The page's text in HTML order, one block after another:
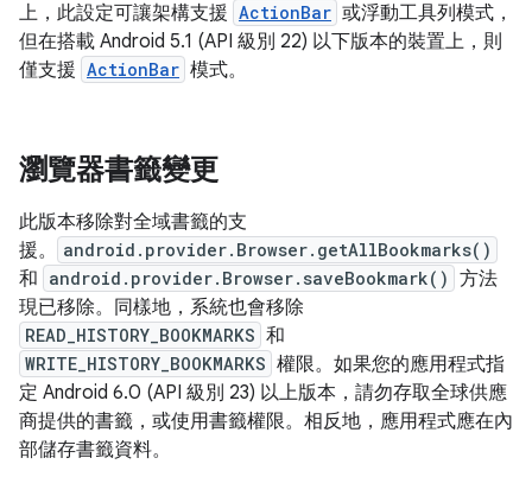
上，此設定可讓架構支援 ActionBar 或浮動工具列模式，
但在搭載 Android 5.1 (API 級別 22) 以下版本的裝置上，則
僅支援 ActionBar 模式。
瀏覽器書籤變更
此版本移除對全域書籤的支
援。
android.provider.Browser.getAllBookmarks()
和 android.provider.Browser.saveBookmark() 方法
現已移除。同樣地，系統也會移除
READ_HISTORY_BOOKMARKS 和
WRITE_HISTORY_BOOKMARKS 權限。如果您的應用程式指
定 Android 6.0 (API 級別 23) 以上版本，請勿存取全球供應
商提供的書籤，或使用書籤權限。相反地，應用程式應在內
部儲存書籤資料。